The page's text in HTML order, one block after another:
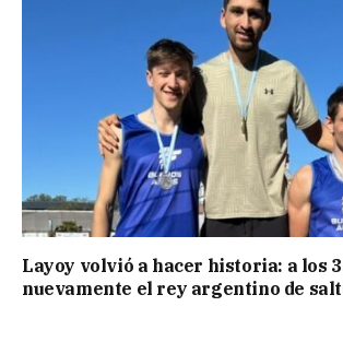
Layoy volvió a hacer historia: a los
nuevamente el rey argentino de